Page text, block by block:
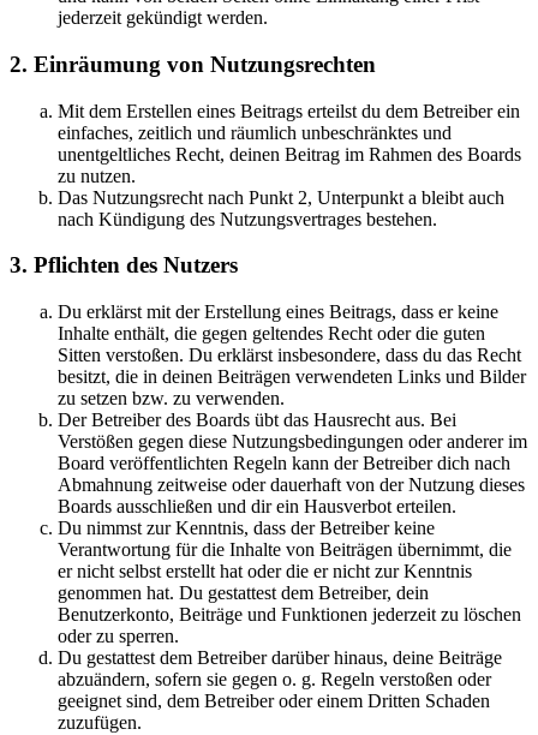
jederzeit gekündigt werden.
2. Einräumung von Nutzungsrechten
Mit dem Erstellen eines Beitrags erteilst du dem Betreiber ein
einfaches, zeitlich und räumlich unbeschränktes und
unentgeltliches Recht, deinen Beitrag im Rahmen des Boards
zu nutzen.
Das Nutzungsrecht nach Punkt 2, Unterpunkt a bleibt auch
nach Kündigung des Nutzungsvertrages bestehen.
3. Pflichten des Nutzers
Du erklärst mit der Erstellung eines Beitrags, dass er keine
Inhalte enthält, die gegen geltendes Recht oder die guten
Sitten verstoßen. Du erklärst insbesondere, dass du das Recht
besitzt, die in deinen Beiträgen verwendeten Links und Bilder
zu setzen bzw. zu verwenden.
Der Betreiber des Boards übt das Hausrecht aus. Bei
Verstößen gegen diese Nutzungsbedingungen oder anderer im
Board veröffentlichten Regeln kann der Betreiber dich nach
Abmahnung zeitweise oder dauerhaft von der Nutzung dieses
Boards ausschließen und dir ein Hausverbot erteilen.
Du nimmst zur Kenntnis, dass der Betreiber keine
Verantwortung für die Inhalte von Beiträgen übernimmt, die
er nicht selbst erstellt hat oder die er nicht zur Kenntnis
genommen hat. Du gestattest dem Betreiber, dein
Benutzerkonto, Beiträge und Funktionen jederzeit zu löschen
oder zu sperren.
Du gestattest dem Betreiber darüber hinaus, deine Beiträge
abzuändern, sofern sie gegen o. g. Regeln verstoßen oder
geeignet sind, dem Betreiber oder einem Dritten Schaden
zuzufügen.